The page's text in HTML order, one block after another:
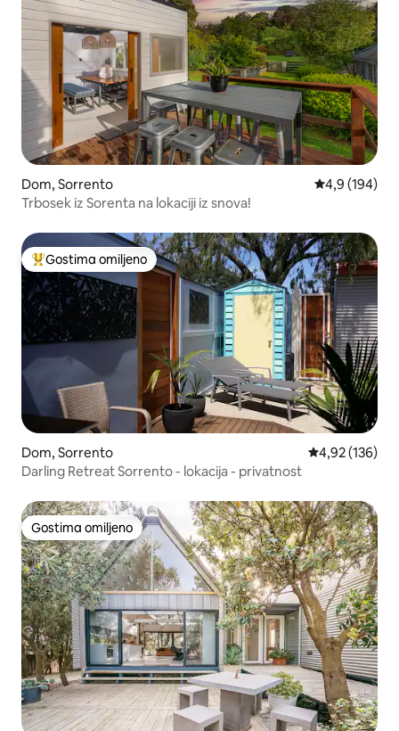
Dom, Sorrento Prosečna
4,9 (194)
Trbosek iz Sorenta na lokaciji iz snova!
Najuspešniji među gostima omiljenim
Gostima omiljeno
Dom, Sorrento Prosečna
4,92 (136)
Darling Retreat Sorrento - lokacija - privatnost
Gostima omiljeno
Gostima omiljeno